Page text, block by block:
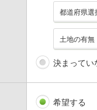
決まってい
希望する